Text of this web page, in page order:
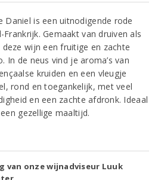
Daniel is een uitnodigende rode
Gemaakt van druiven als
wijn een fruitige en zachte
In de neus vind je aroma’s van
kruiden en een vleugje
rond en toegankelijk, met veel
en een zachte afdronk. Ideaal
gezellige maaltijd.
van onze wijnadviseur Luuk